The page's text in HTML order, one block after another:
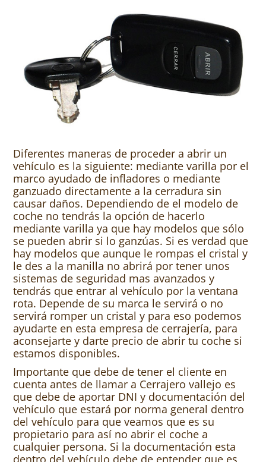
Diferentes maneras de proceder a abrir un
vehículo es la siguiente: mediante varilla por el
marco ayudado de infladores o mediante
ganzuado directamente a la cerradura sin
causar daños. Dependiendo de el modelo de
coche no tendrás la opción de hacerlo
mediante varilla ya que hay modelos que sólo
se pueden abrir si lo ganzúas. Si es verdad que
hay modelos que aunque le rompas el cristal y
le des a la manilla no abrirá por tener unos
sistemas de seguridad mas avanzados y
tendrás que entrar al vehículo por la ventana
rota. Depende de su marca le servirá o no
servirá romper un cristal y para eso podemos
ayudarte en esta empresa de cerrajería, para
aconsejarte y darte precio de abrir tu coche si
estamos disponibles.
Importante que debe de tener el cliente en
cuenta antes de llamar a Cerrajero vallejo es
que debe de aportar DNI y documentación del
vehículo que estará por norma general dentro
del vehículo para que veamos que es su
propietario para así no abrir el coche a
cualquier persona. Si la documentación esta
dentro del vehículo debe de entender que es